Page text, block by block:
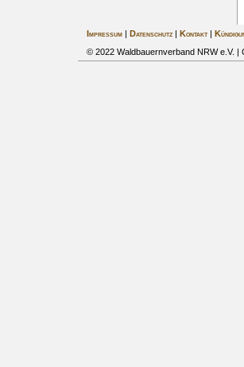
Impressum| Datenschutz| Kontakt|
© 2022 Waldbauernverband NRW e.V. |